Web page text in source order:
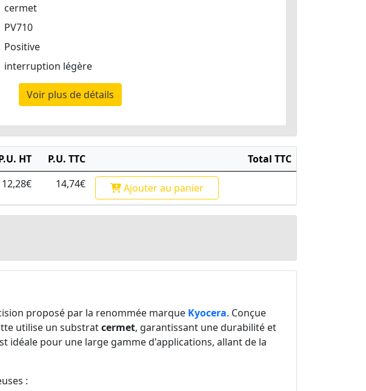
cermet
PV710
Positive
interruption légère
Voir plus de détails
HT P.U. TTC
Total TTC
12,28€ 14,74€ Ajouterau panier
proposé par la renommée marque Kyocera. Conçue
utilise un substratcermet, garantissant une durabilité et
idéale pour une large gamme d'applications, allant de la
: